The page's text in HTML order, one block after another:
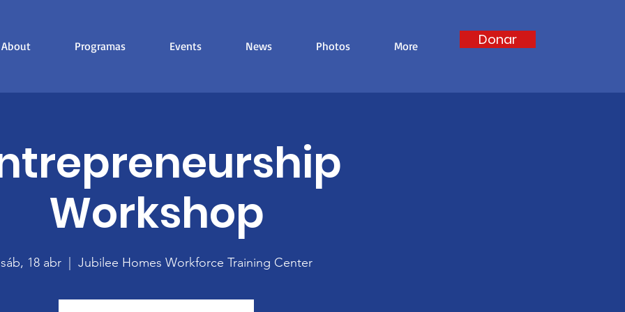
About Programas Events News Photos More Donar
Workshop
sáb, 18 abr
  |
Jubilee Homes Workforce Training Center